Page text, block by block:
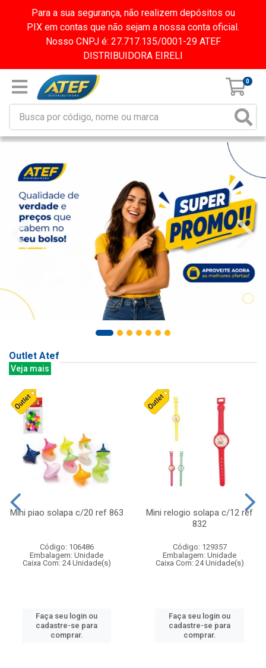
Para a sua segurança, não realizem depósitos ou
PIX em contas que não sejam a nossa conta oficial.
Nosso CNPJ é: 27.717.135/0001-29 ATEF
DISTRIBUIDORA EIRELI
0
Outlet Atef
Veja mais
Mini piao solapa c/20 ref 863
Código: 106486
Embalagem: Unidade
Caixa Com: 24 Unidade(s)
Faça seu login ou
cadastre-se para
comprar.
Mini relogio solapa c/12 ref
832
Código: 129357
Embalagem: Unidade
Caixa Com: 24 Unidade(s)
Faça seu login ou
cadastre-se para
comprar.